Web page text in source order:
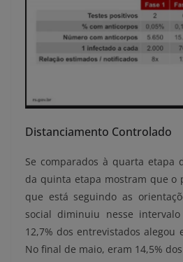
Distanciamento Controlado
Se comparados à quarta etapa
da quinta etapa mostram que o
que está seguindo as
social diminuiu nesse
12,7% dos entrevistados alegou
No final de maio, eram 14,5%